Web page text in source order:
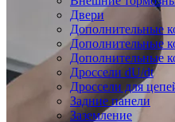
Двери
Дополнительные
Дополнительные
Дополнительные
Дроссели dU/dt
Дроссели для
Задние панели
Заземление